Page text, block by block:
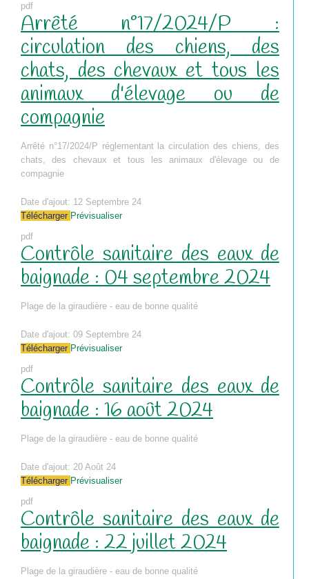
pdf
Arrêté n°17/2024/P :
circulation des chiens, des
chats, des chevaux et tous les
animaux d'élevage ou de
compagnie
Arrêté n°17/2024/P réglementant la circulation des chiens, des
chats, des chevaux et tous les animaux d'élevage ou de
compagnie
Date d'ajout: 12 Septembre 24
Télécharger Prévisualiser
pdf
Contrôle sanitaire des eaux de
baignade : 04 septembre 2024
Plage de la giraudière - eau de bonne qualité
Date d'ajout: 09 Septembre 24
Télécharger Prévisualiser
pdf
Contrôle sanitaire des eaux de
baignade : 16 août 2024
Plage de la giraudière - eau de bonne qualité
Date d'ajout: 20 Août 24
Télécharger Prévisualiser
pdf
Contrôle sanitaire des eaux de
baignade : 22 juillet 2024
Plage de la giraudière - eau de bonne qualité